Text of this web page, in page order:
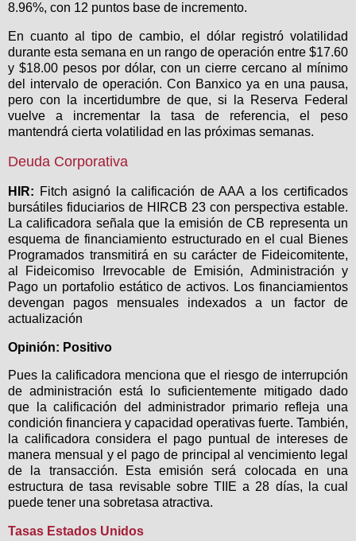
8.96%, con 12 puntos base de incremento.
En cuanto al tipo de cambio, el dólar registró volatilidad
durante esta semana en un rango de operación entre $17.60
y $18.00 pesos por dólar, con un cierre cercano al mínimo
del intervalo de operación. Con Banxico ya en una pausa,
pero con la incertidumbre de que, si la Reserva Federal
vuelve a incrementar la tasa de referencia, el peso
mantendrá cierta volatilidad en las próximas semanas.
Deuda Corporativa
HIR: Fitch asignó la calificación de AAA a los certificados
bursátiles fiduciarios de HIRCB 23 con perspectiva estable.
La calificadora señala que la emisión de CB representa un
esquema de financiamiento estructurado en el cual Bienes
Programados transmitirá en su carácter de Fideicomitente,
al Fideicomiso Irrevocable de Emisión, Administración y
Pago un portafolio estático de activos. Los financiamientos
devengan pagos mensuales indexados a un factor de
actualización
Opinión: Positivo
Pues la calificadora menciona que el riesgo de interrupción
de administración está lo suficientemente mitigado dado
que la calificación del administrador primario refleja una
condición financiera y capacidad operativas fuerte. También,
la calificadora considera el pago puntual de intereses de
manera mensual y el pago de principal al vencimiento legal
de la transacción. Esta emisión será colocada en una
estructura de tasa revisable sobre TIIE a 28 días, la cual
puede tener una sobretasa atractiva.
Tasas Estados Unidos